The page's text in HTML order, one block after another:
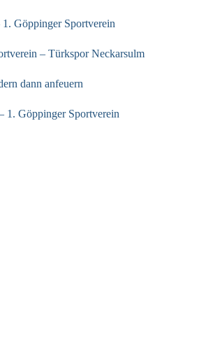
Göppinger Sportverein
– Türkspor Neckarsulm
dann anfeuern
1. Göppinger Sportverein